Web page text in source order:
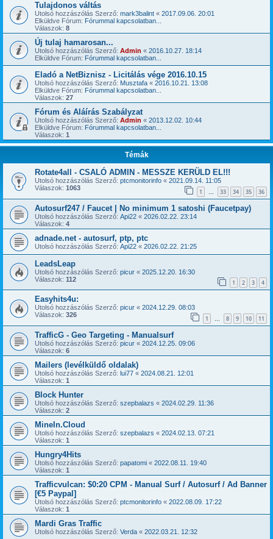
Tulajdonos váltás
Utolsó hozzászólás Szerző: mark3balint « 2017.09.06. 20:01
Elküldve Fórum: Fórummal kapcsolatban...
Válaszok: 8
Új tulaj hamarosan...
Utolsó hozzászólás Szerző: Admin « 2016.10.27. 18:14
Elküldve Fórum: Fórummal kapcsolatban...
Eladó a NetBiznisz - Licitálás vége 2016.10.15
Utolsó hozzászólás Szerző: Musztafa « 2016.10.21. 13:08
Elküldve Fórum: Fórummal kapcsolatban...
Válaszok: 27
Fórum és Aláírás Szabályzat
Utolsó hozzászólás Szerző: Admin « 2013.12.02. 10:44
Elküldve Fórum: Fórummal kapcsolatban...
Válaszok: 1
Témák
Rotate4all - CSALÓ ADMIN - MESSZE KERÜLD EL!!!
Utolsó hozzászólás Szerző: ptcmonitorinfo « 2021.09.14. 11:05
Válaszok: 1063 1 … 33 34 35 36
Autosurf247 / Faucet | No minimum 1 satoshi (Faucetpay)
Utolsó hozzászólás Szerző: Api22 « 2026.02.22. 23:14
Válaszok: 4
adnade.net - autosurf, ptp, ptc
Utolsó hozzászólás Szerző: Api22 « 2026.02.22. 21:25
LeadsLeap
Utolsó hozzászólás Szerző: picur « 2025.12.20. 16:30
Válaszok: 112 1 2 3 4
Easyhits4u:
Utolsó hozzászólás Szerző: picur « 2024.12.29. 08:03
Válaszok: 326 1 … 8 9 10 11
TrafficG - Geo Targeting - Manualsurf
Utolsó hozzászólás Szerző: picur « 2024.12.25. 09:06
Válaszok: 6
Mailers (levélküldő oldalak)
Utolsó hozzászólás Szerző: lui77 « 2024.08.21. 12:01
Válaszok: 1
Block Hunter
Utolsó hozzászólás Szerző: szepbalazs « 2024.02.29. 11:36
Válaszok: 2
MineIn.Cloud
Utolsó hozzászólás Szerző: szepbalazs « 2024.02.13. 07:21
Válaszok: 1
Hungry4Hits
Utolsó hozzászólás Szerző: papatomi « 2022.08.11. 19:40
Válaszok: 1
Trafficvulcan: $0:20 CPM - Manual Surf / Autosurf / Ad Banner
[€5 Paypal]
Utolsó hozzászólás Szerző: ptcmonitorinfo « 2022.08.09. 17:22
Válaszok: 1
Mardi Gras Traffic
Utolsó hozzászólás Szerző: Verda « 2022.03.21. 12:32